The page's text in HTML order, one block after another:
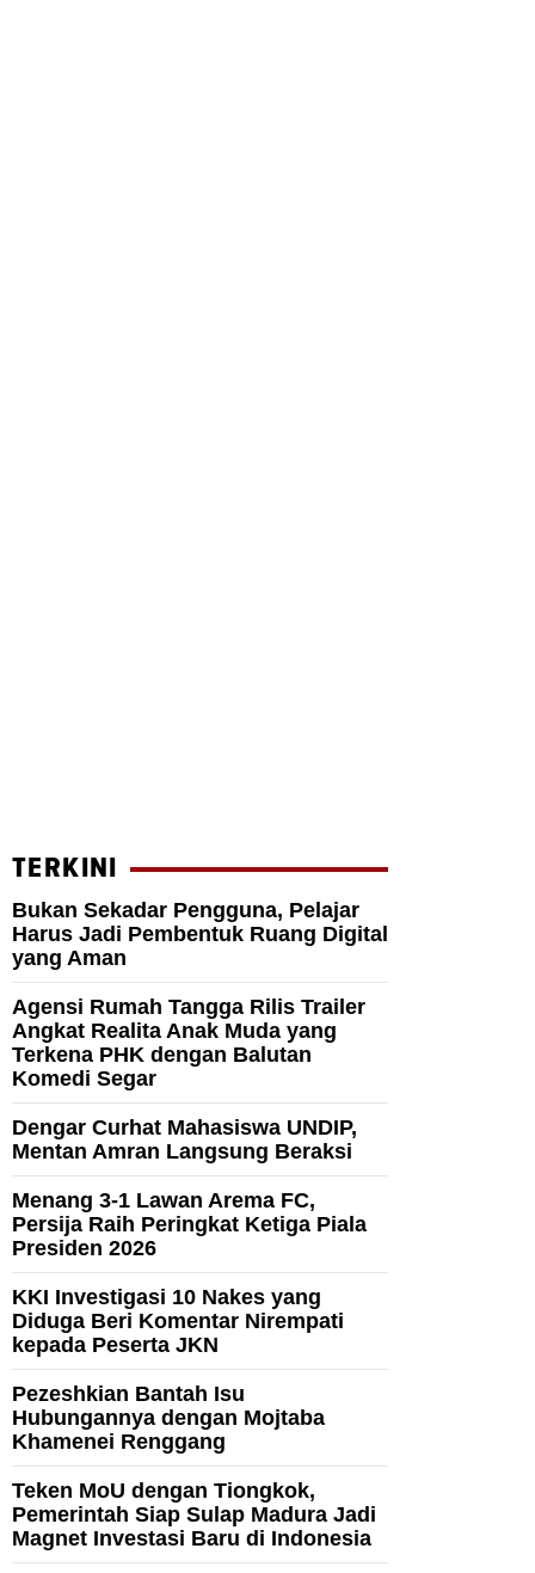
TERKINI
Bukan Sekadar Pengguna, Pelajar
Harus Jadi Pembentuk Ruang Digital
yang Aman
Agensi Rumah Tangga Rilis Trailer
Angkat Realita Anak Muda yang
Terkena PHK dengan Balutan
Komedi Segar
Dengar Curhat Mahasiswa UNDIP,
Mentan Amran Langsung Beraksi
Menang 3-1 Lawan Arema FC,
Persija Raih Peringkat Ketiga Piala
Presiden 2026
KKI Investigasi 10 Nakes yang
Diduga Beri Komentar Nirempati
kepada Peserta JKN
Pezeshkian Bantah Isu
Hubungannya dengan Mojtaba
Khamenei Renggang
Teken MoU dengan Tiongkok,
Pemerintah Siap Sulap Madura Jadi
Magnet Investasi Baru di Indonesia